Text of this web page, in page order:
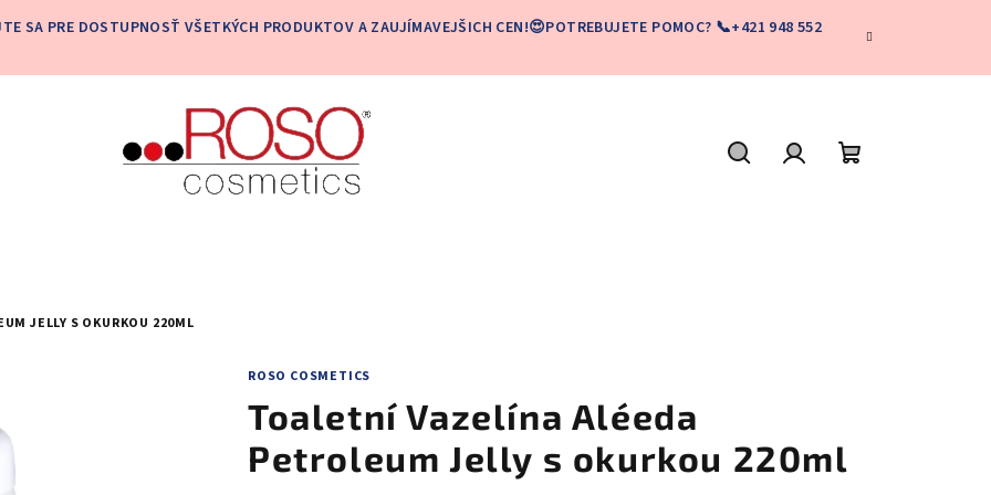
SA PRE DOSTUPNOSŤ VŠETKÝCH PRODUKTOV A ZAUJÍMAVEJŠICH CEN!😍POTREBUJETE POMOC? 📞+421 948 552
JELLY S OKURKOU 220ML
ROSO COSMETICS
Toaletní Vazelína Aléeda
Petroleum Jelly s okurkou 220ml